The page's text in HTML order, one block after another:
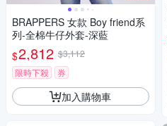
BRAPPERS 女款 Boy friend系
列-全棉牛仔外套-深藍
$2,812 $3,112
限時下殺
券
加入購物車